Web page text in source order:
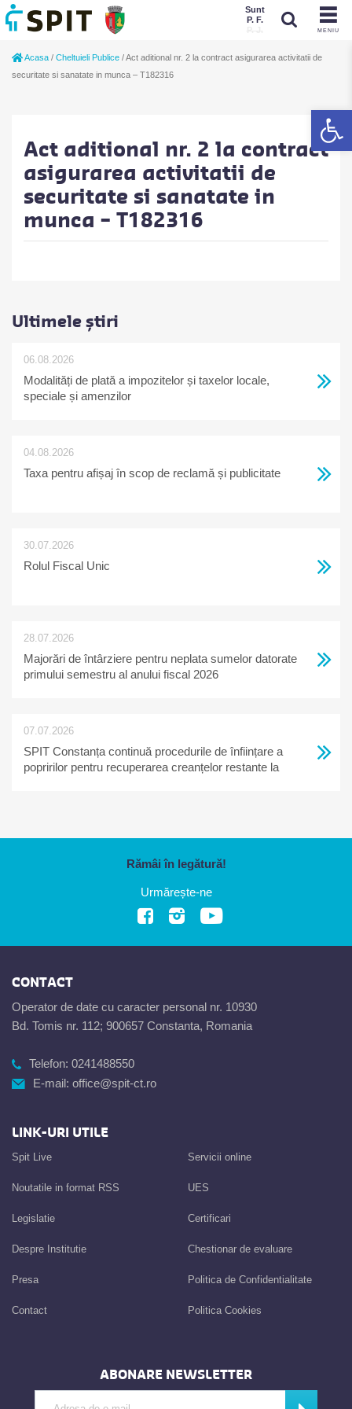
MENIU
Sunt
P. F.
P. J.
Acasa / Cheltuieli Publice /Act aditional nr. 2 la contract asigurarea activitatii de
securitate si sanatate in munca – T182316
Act aditional nr. 2 la contract
asigurarea activitatii de
securitate si sanatate in
munca – T182316
Ultimele știri
06.08.2026
Modalități de plată a impozitelor și taxelor locale,
speciale și amenzilor
04.08.2026
Taxa pentru afișaj în scop de reclamă și publicitate
30.07.2026
Rolul Fiscal Unic
28.07.2026
Majorări de întârziere pentru neplata sumelor datorate
primului semestru al anului fiscal 2026
07.07.2026
SPIT Constanța continuă procedurile de înființare a
popririlor pentru recuperarea creanțelor restante la
Rămâi în legătură!
Urmărește-ne
CONTACT
Operator de date cu caracter personal nr. 10930
Bd. Tomis nr. 112; 900657 Constanta, Romania
Telefon: 0241488550
E-mail: office@spit-ct.ro
LINK-URI UTILE
Spit Live
Noutatile in format RSS
Legislatie
Despre Institutie
Presa
Contact
Servicii online
UES
Certificari
Chestionar de evaluare
Politica de Confidentialitate
Politica Cookies
ABONARE NEWSLETTER